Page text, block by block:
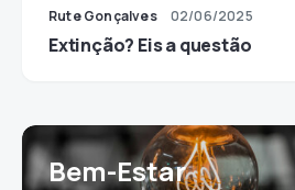
Rute Gonçalves 02/06/2025
Extinção? Eis a questão
Bem-Estar